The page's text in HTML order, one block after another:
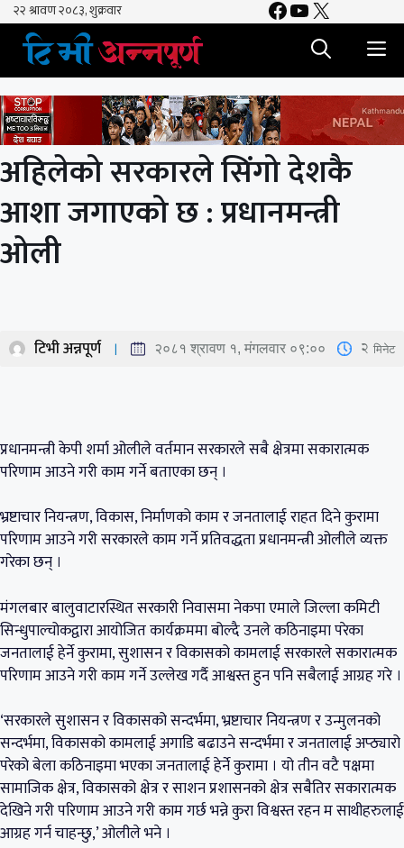
Skip
content
Facebook
YouTube
X
अहिलेको सरकारले सिंगो देशकै
आशा जगाएको छ : प्रधानमन्त्री
ओली
टिभी अन्नपूर्ण २०८१ श्रावण १, मंगलवार ०९:०० 2 मिनेट
प्रधानमन्त्री केपी शर्मा ओलीले वर्तमान सरकारले सबै क्षेत्रमा सकारात्मक
परिणाम आउने गरी काम गर्ने बताएका छन् ।
भ्रष्टाचार नियन्त्रण, विकास, निर्माणको काम र जनतालाई राहत दिने कुरामा
परिणाम आउने गरी सरकारले काम गर्ने प्रतिवद्धता प्रधानमन्त्री ओलीले व्यक्त
गरेका छन् ।
मंगलबार बालुवाटारस्थित सरकारी निवासमा नेकपा एमाले जिल्ला कमिटी
सिन्धुपाल्चोकद्वारा आयोजित कार्यक्रममा बोल्दै उनले कठिनाइमा परेका
जनतालाई हेर्ने कुरामा, सुशासन र विकासको कामलाई सरकारले सकारात्मक
परिणाम आउने गरी काम गर्ने उल्लेख गर्दै आश्वस्त हुन पनि सबैलाई आग्रह गरे ।
‘सरकारले सुशासन र विकासको सन्दर्भमा, भ्रष्टाचार नियन्त्रण र उन्मुलनको
सन्दर्भमा, विकासको कामलाई अगाडि बढाउने सन्दर्भमा र जनतालाई अप्ठ्यारो
परेको बेला कठिनाइमा भएका जनतालाई हेर्ने कुरामा । यो तीन वटै पक्षमा
सामाजिक क्षेत्र, विकासको क्षेत्र र साशन प्रशासनको क्षेत्र सबैतिर सकारात्मक
देखिने गरी परिणाम आउने गरी काम गर्छ भन्ने कुरा विश्वस्त रहन म साथीहरुलाई
आग्रह गर्न चाहन्छु,’ ओलीले भने ।